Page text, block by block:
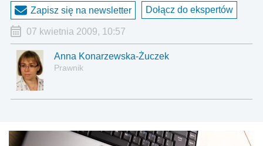
Zapisz się na newsletter Dołącz do ekspertów
07 kwietnia 2009, 10:57
Anna Konarzewska-Żuczek
Prawnik